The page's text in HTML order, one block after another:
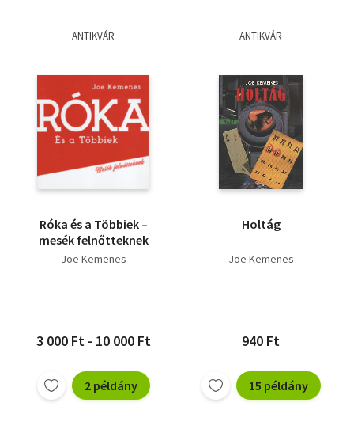
ANTIKVÁR
Róka és a Többiek –
mesék felnőtteknek
Joe Kemenes
3 000 Ft - 10 000 Ft
2 példány
ANTIKVÁR
Holtág
Joe Kemenes
940 Ft
15 példány